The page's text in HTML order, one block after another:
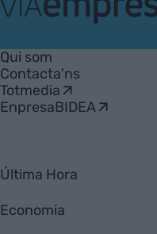
Empresa
Qui som
Contacta'ns
Totmedia
EnpresaBIDEA
Última Hora
Economia